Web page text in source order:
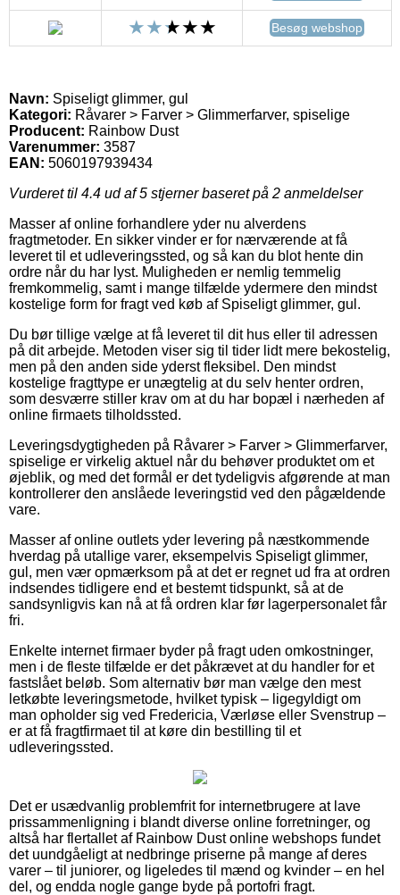
Besøg webshop
Navn: Spiseligt glimmer, gul
Kategori: Råvarer > Farver > Glimmerfarver, spiselige
Producent: Rainbow Dust
Varenummer: 3587
EAN: 5060197939434
Vurderet til 4.4 ud af 5 stjerner baseret på 2 anmeldelser
Masser af online forhandlere yder nu alverdens
fragtmetoder. En sikker vinder er for nærværende at få
leveret til et udleveringssted, og så kan du blot hente din
ordre når du har lyst. Muligheden er nemlig temmelig
fremkommelig, samt i mange tilfælde ydermere den mindst
kostelige form for fragt ved køb af Spiseligt glimmer, gul.
Du bør tillige vælge at få leveret til dit hus eller til adressen
på dit arbejde. Metoden viser sig til tider lidt mere bekostelig,
men på den anden side yderst fleksibel. Den mindst
kostelige fragttype er unægtelig at du selv henter ordren,
som desværre stiller krav om at du har bopæl i nærheden af
online firmaets tilholdssted.
Leveringsdygtigheden på Råvarer > Farver > Glimmerfarver,
spiselige er virkelig aktuel når du behøver produktet om et
øjeblik, og med det formål er det tydeligvis afgørende at man
kontrollerer den anslåede leveringstid ved den pågældende
vare.
Masser af online outlets yder levering på næstkommende
hverdag på utallige varer, eksempelvis Spiseligt glimmer,
gul, men vær opmærksom på at det er regnet ud fra at ordren
indsendes tidligere end et bestemt tidspunkt, så at de
sandsynligvis kan nå at få ordren klar før lagerpersonalet får
fri.
Enkelte internet firmaer byder på fragt uden omkostninger,
men i de fleste tilfælde er det påkrævet at du handler for et
fastslået beløb. Som alternativ bør man vælge den mest
letkøbte leveringsmetode, hvilket typisk – ligegyldigt om
man opholder sig ved Fredericia, Værløse eller Svenstrup –
er at få fragtfirmaet til at køre din bestilling til et
udleveringssted.
Det er usædvanlig problemfrit for internetbrugere at lave
prissammenligning i blandt diverse online forretninger, og
altså har flertallet af Rainbow Dust online webshops fundet
det uundgåeligt at nedbringe priserne på mange af deres
varer – til juniorer, og ligeledes til mænd og kvinder – en hel
del, og endda nogle gange byde på portofri fragt.